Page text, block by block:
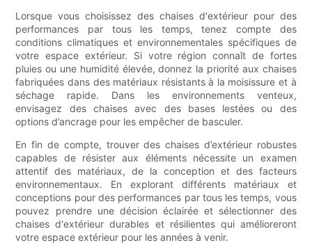
Lorsque vous choisissez des chaises d'extérieur pour des
performances par tous les temps, tenez compte des
conditions climatiques et environnementales spécifiques de
votre espace extérieur. Si votre région connaît de fortes
pluies ou une humidité élevée, donnez la priorité aux chaises
fabriquées dans des matériaux résistants à la moisissure et à
séchage rapide. Dans les environnements venteux,
envisagez des chaises avec des bases lestées ou des
options d’ancrage pour les empêcher de basculer.
En fin de compte, trouver des chaises d’extérieur robustes
capables de résister aux éléments nécessite un examen
attentif des matériaux, de la conception et des facteurs
environnementaux. En explorant différents matériaux et
conceptions pour des performances par tous les temps, vous
pouvez prendre une décision éclairée et sélectionner des
chaises d'extérieur durables et résilientes qui amélioreront
votre espace extérieur pour les années à venir.